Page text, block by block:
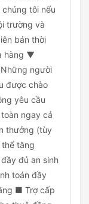
tôi nếu
trường và
bán thời
hàng ▼
người
được chào
yêu cầu
ngay cả
thưởng (tùy
tăng
đủ an sinh
toán đầy
■ Trợ cấp